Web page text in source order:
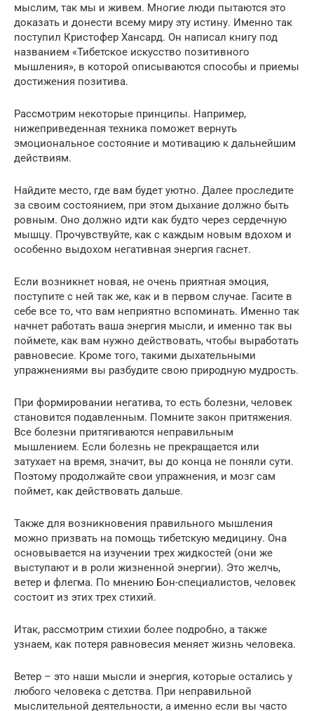
мыслим, так мы и живем. Многие люди пытаются это
доказать и донести всему миру эту истину. Именно так
поступил Кристофер Хансард. Он написал книгу под
названием «Тибетское искусство позитивного
мышления», в которой описываются способы и приемы
достижения позитива.
Рассмотрим некоторые принципы. Например,
нижеприведенная техника поможет вернуть
эмоциональное состояние и мотивацию к дальнейшим
действиям.
Найдите место, где вам будет уютно. Далее проследите
за своим состоянием, при этом дыхание должно быть
ровным. Оно должно идти как будто через сердечную
мышцу. Прочувствуйте, как с каждым новым вдохом и
особенно выдохом негативная энергия гаснет.
Если возникнет новая, не очень приятная эмоция,
поступите с ней так же, как и в первом случае. Гасите в
себе все то, что вам неприятно вспоминать. Именно так
начнет работать ваша энергия мысли, и именно так вы
поймете, как вам нужно действовать, чтобы выработать
равновесие. Кроме того, такими дыхательными
упражнениями вы разбудите свою природную мудрость.
При формировании негатива, то есть болезни, человек
становится подавленным. Помните закон притяжения.
Все болезни притягиваются неправильным
мышлением. Если болезнь не прекращается или
затухает на время, значит, вы до конца не поняли сути.
Поэтому продолжайте свои упражнения, и мозг сам
поймет, как действовать дальше.
Также для возникновения правильного мышления
можно призвать на помощь тибетскую медицину. Она
основывается на изучении трех жидкостей (они же
выступают и в роли жизненной энергии). Это желчь,
ветер и флегма. По мнению Бон-специалистов, человек
состоит из этих трех стихий.
Итак, рассмотрим стихии более подробно, а также
узнаем, как потеря равновесия меняет жизнь человека.
Ветер – это наши мысли и энергия, которые остались у
любого человека с детства. При неправильной
мыслительной деятельности, а именно если вы часто